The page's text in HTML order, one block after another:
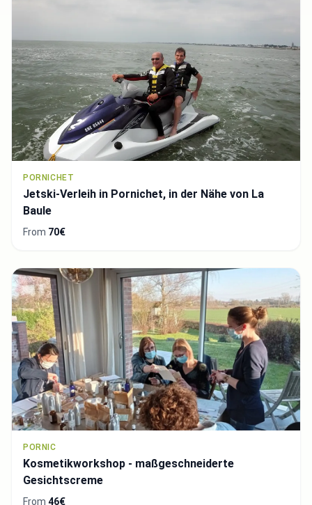
PORNICHET
Jetski-Verleih in Pornichet, in der Nähe von La
Baule
From 70€
PORNIC
Kosmetikworkshop - maßgeschneiderte
Gesichtscreme
From 46€